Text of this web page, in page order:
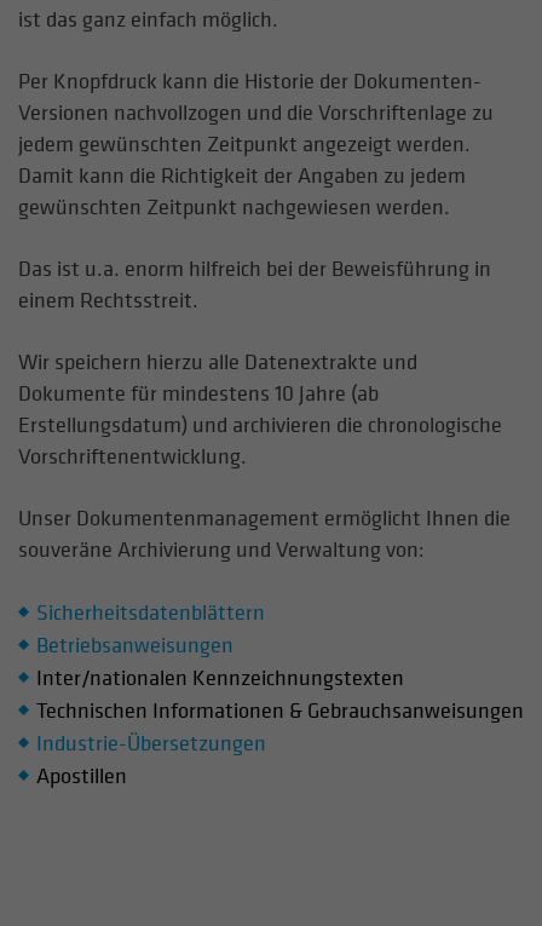
ist das ganz einfach möglich.
Per Knopfdruck kann die Historie der Dokumenten-
Versionen nachvollzogen und die Vorschriftenlage zu
jedem gewünschten Zeitpunkt angezeigt werden.
Damit kann die Richtigkeit der Angaben zu jedem
gewünschten Zeitpunkt nachgewiesen werden.
Das ist u.a. enorm hilfreich bei der Beweisführung in
einem Rechtsstreit.
Wir speichern hierzu alle Datenextrakte und
Dokumente für mindestens 10 Jahre (ab
Erstellungsdatum) und archivieren die chronologische
Vorschriftenentwicklung.
Unser Dokumentenmanagement ermöglicht Ihnen die
souveräne Archivierung und Verwaltung von:
Sicherheitsdatenblättern
Betriebsanweisungen
Inter/nationalen Kennzeichnungstexten
Technischen Informationen & Gebrauchsanweisungen
Industrie-Übersetzungen
Apostillen
Name cookie_optin
Anbieter Chemiebüro
Laufzeit 1 Jahr
Zweck
Speichert den Zustimmungsstatus des
Benutzers für Cookies auf der aktuellen
Anbieter Google Analytics
Laufzeit 1 Tag
Zweck
Wird von Google Analytics verwendet, um die
Anforderungsrate einzuschränken
Anbieter Google Analytics
Zweck
Registriert eine eindeutige ID, die verwendet
wird, um statistische Daten dazu, wie der
Besucher die Web site nutzt, zu generieren.